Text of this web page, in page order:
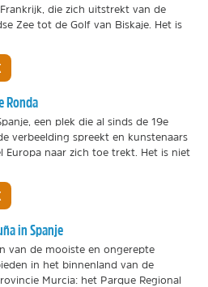
die zich uitstrekt van de
Zee tot de Golf van Biskaje. Het is
Ronda
een plek die al sinds de 19e
verbeelding spreekt en kunstenaars
Europa naar zich toe trekt. Het is niet
in Spanje
van de mooiste en ongerepte
in het binnenland van de
Murcia: het Parque Regional